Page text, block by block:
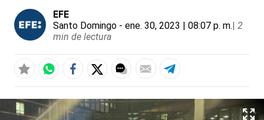
EFE
Santo Domingo - ene. 30, 2023 | 08:07 p. m.| 2
min de lectura